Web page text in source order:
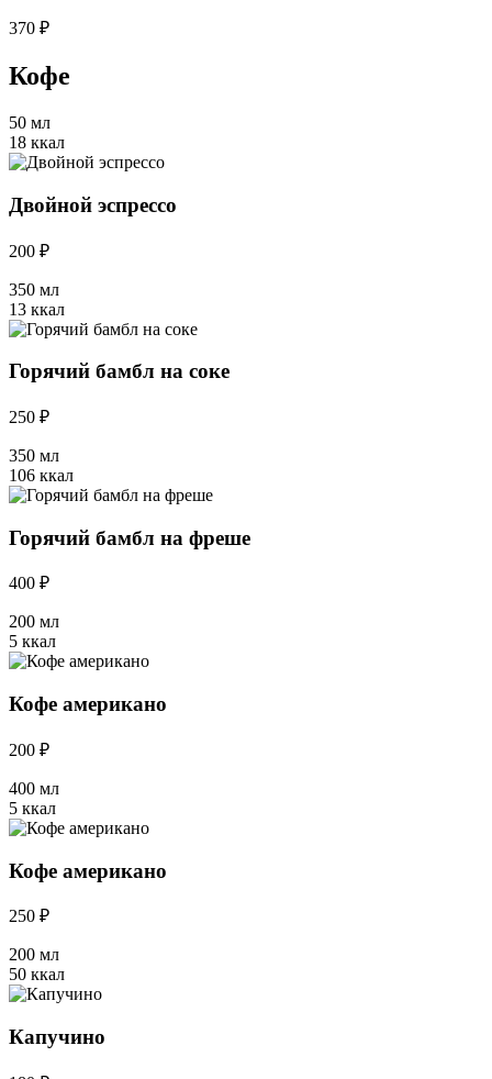
370 ₽
Кофе
50 мл
18 ккал
Двойной эспрессо
200 ₽
350 мл
13 ккал
Горячий бамбл на соке
250 ₽
350 мл
106 ккал
Горячий бамбл на фреше
400 ₽
200 мл
5 ккал
Кофе американо
200 ₽
400 мл
5 ккал
Кофе американо
250 ₽
200 мл
50 ккал
Капучино